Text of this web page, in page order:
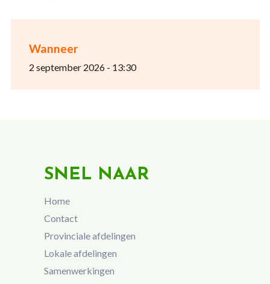
Wanneer
2 september 2026 - 13:30
SNEL NAAR
Home
Contact
Provinciale afdelingen
Lokale afdelingen
Samenwerkingen